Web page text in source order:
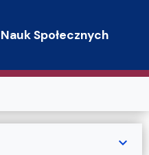
Społecznych
expand_more